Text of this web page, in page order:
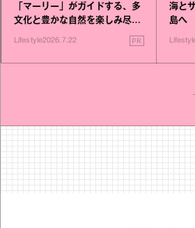
「マーリー」がガイドする、多
文化と豊かな自然を楽しみ尽く
Lifestyle2026.7.22 PR
海と
島へ